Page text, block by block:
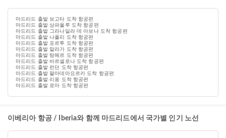
마드리드 출발 보고타 도착 항공편
마드리드 출발 상파울루 도착 항공편
마드리드 출발 그라나딜라 데 아보나 도착 항공편
마드리드 출발 나폴리 도착 항공편
마드리드 출발 포르투 도착 항공편
마드리드 출발 말라가 도착 항공편
마드리드 출발 탕헤르 도착 항공편
마드리드 출발 바르셀로나 도착 항공편
마드리드 출발 런던 도착 항공편
마드리드 출발 팔마데마요르카 도착 항공편
마드리드 출발 리옹 도착 항공편
마드리드 출발 로마 도착 항공편
이베리아 항공 / Iberia와 함께 마드리드에서 국가별 인기 노선